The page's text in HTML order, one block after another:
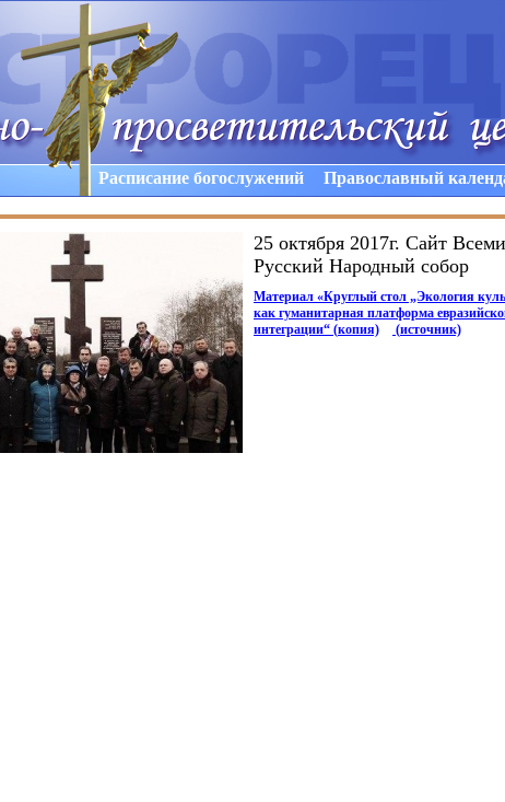
Расписание богослужений Православный
25 октября 2017г. Сайт
Русский Народный собор
Материал «Круглый стол „Экология
как гуманитарная платформа
интеграции“ (копия) (источник)